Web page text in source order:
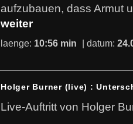
aufzubauen, dass Armut
weiter
laenge: 10:56 min | datum:
Holger Burner (live) :
Live-Auftritt von Holger